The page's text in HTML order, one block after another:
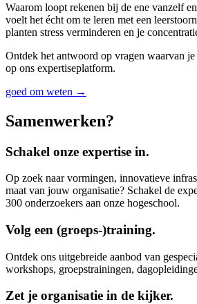
Waarom loopt rekenen bij de ene vanzelf
voelt het écht om te leren met een
planten stress verminderen en je
Ontdek het antwoord op vragen waarvan
op ons expertiseplatform.
goed om weten →
Samenwerken?
Schakel onze expertise in.
Op zoek naar vormingen, innovatieve
maat van jouw organisatie? Schakel de
300 onderzoekers aan onze hogeschool.
Volg een (groeps-)training.
Ontdek ons uitgebreide aanbod van
workshops, groepstrainingen,
Zet je organisatie in de kijker.